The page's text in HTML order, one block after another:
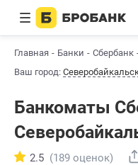
Главная Банки Сбербанк
Ваш город:
Банкоматы
2.5 (189 оценок)